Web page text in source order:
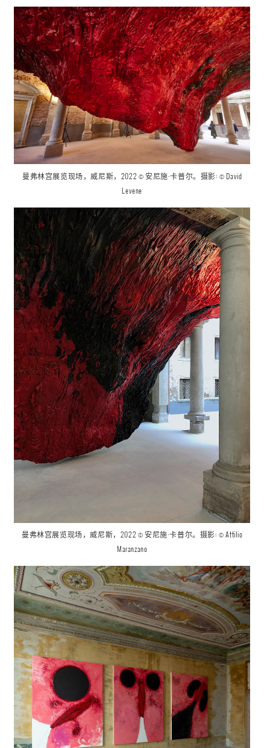
曼弗林宫展览现场，威尼斯，2022 © 安尼施·卡普尔。摄影: © David
Levene
曼弗林宫展览现场，威尼斯，2022 © 安尼施·卡普尔。摄影: ©Attilio
Maranzano